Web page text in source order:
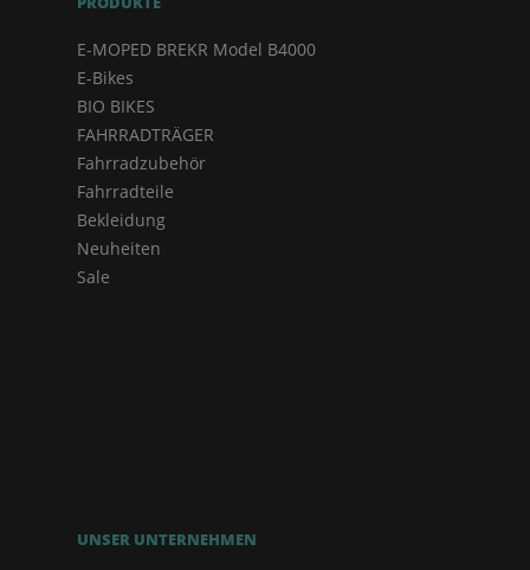
E-MOPED BREKR Model B4000
E-Bikes
BIO BIKES
FAHRRADTRÄGER
Fahrradzubehör
Fahrradteile
Bekleidung
Neuheiten
Sale
UNSER UNTERNEHMEN